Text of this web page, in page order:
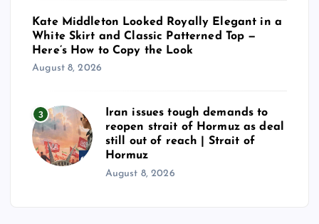
Kate Middleton Looked Royally Elegant in a
White Skirt and Classic Patterned Top —
Here’s How to Copy the Look
August 8, 2026
3
Iran issues tough demands to
reopen strait of Hormuz as deal
still out of reach | Strait of
Hormuz
August 8, 2026